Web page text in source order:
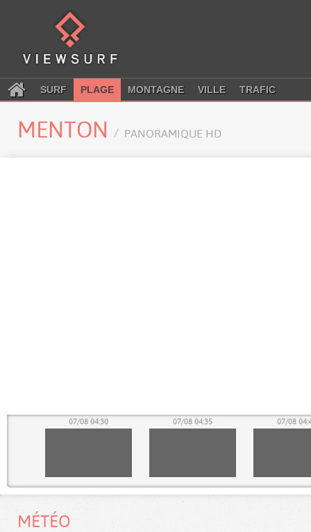
SURF PLAGE MONTAGNE VILLE TRAFIC
MENTON PANORAMIQUE HD
07/08 04:30 07/08 04:35 07/08
MÉTÉO